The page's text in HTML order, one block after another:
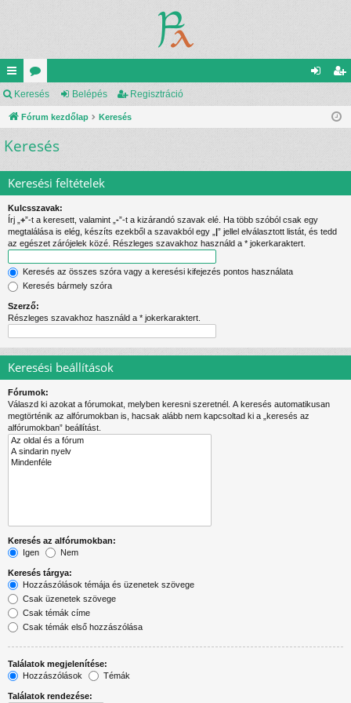
yo
rs
lin
k
ór
u
m
is
Keresés Belépés Regisztráció
Fórum kezdőlap Keresés
Keresés
Keresési feltételek
Kulcsszavak:
Írj „ +”-t a keresett, valamint „ -”-t a kizárandó szavak elé. Ha több szóból csak egy
megtalálása is elég, készíts ezekből a szavakból egy „ |” jellel elválasztott listát, és tedd
az egészet zárójelek közé. Részleges szavakhoz használd a * jokerkaraktert.
Keresés az összes szóra vagy a keresési kifejezés pontos használata
Keresés bármely szóra
Szerző:
Részleges szavakhoz használd a * jokerkaraktert.
Keresési beállítások
Fórumok:
Válaszd ki azokat a fórumokat, melyben keresni szeretnél. A keresés automatikusan
megtörténik az alfórumokban is, hacsak alább nem kapcsoltad ki a „keresés az
alfórumokban” beállítást.
Keresés az alfórumokban:
Igen
Nem
Keresés tárgya:
Hozzászólások témája és üzenetek szövege
Csak üzenetek szövege
Csak témák címe
Csak témák első hozzászólása
Találatok megjelenítése:
Hozzászólások
Témák
Találatok rendezése: